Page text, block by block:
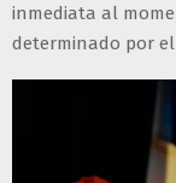
inmediata al
determinado por